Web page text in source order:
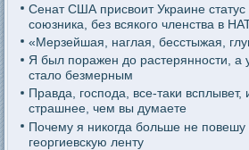
Сенат США присвоит Украине статус
союзника, без всякого членства в
«Мерзейшая, наглая, бесстыжая,
Я был поражен до растерянности, а
стало безмерным
Правда, господа, все-таки всплывет,
страшнее, чем вы думаете
Почему я никогда больше не
георгиевскую ленту